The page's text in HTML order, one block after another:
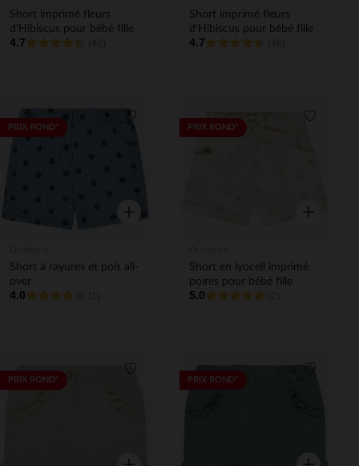
Short imprimé fleurs
d'Hibiscus pour bébé fille
4.7
Short imprimé fleurs
d'Hibiscus pour bébé fille
4.7
PRIX ROND* Liste de souhaits
Aperçu rapide
Short à rayures et pois all-
over
4.0
PRIX ROND*
Aperçu
Short en lyocell imprimé
poires pour bébé fille
5.0
PRIX ROND* Liste de souhaits
Aperçu rapide
PRIX ROND*
Aperçu